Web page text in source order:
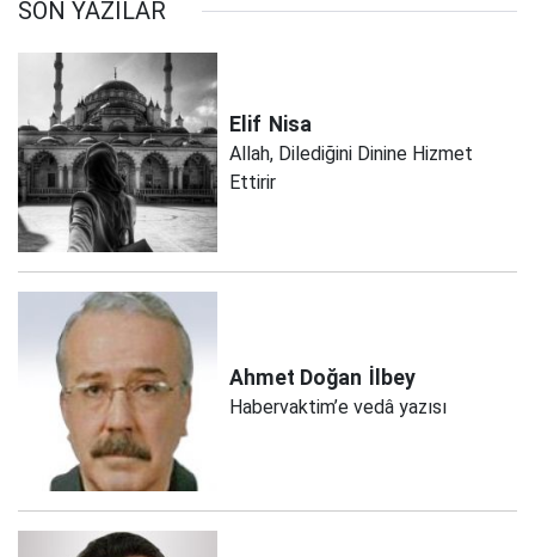
SON YAZILAR
Elif Nisa
Allah, Dilediğini Dinine Hizmet
Ettirir
Ahmet Doğan İlbey
Habervaktim’e vedâ yazısı